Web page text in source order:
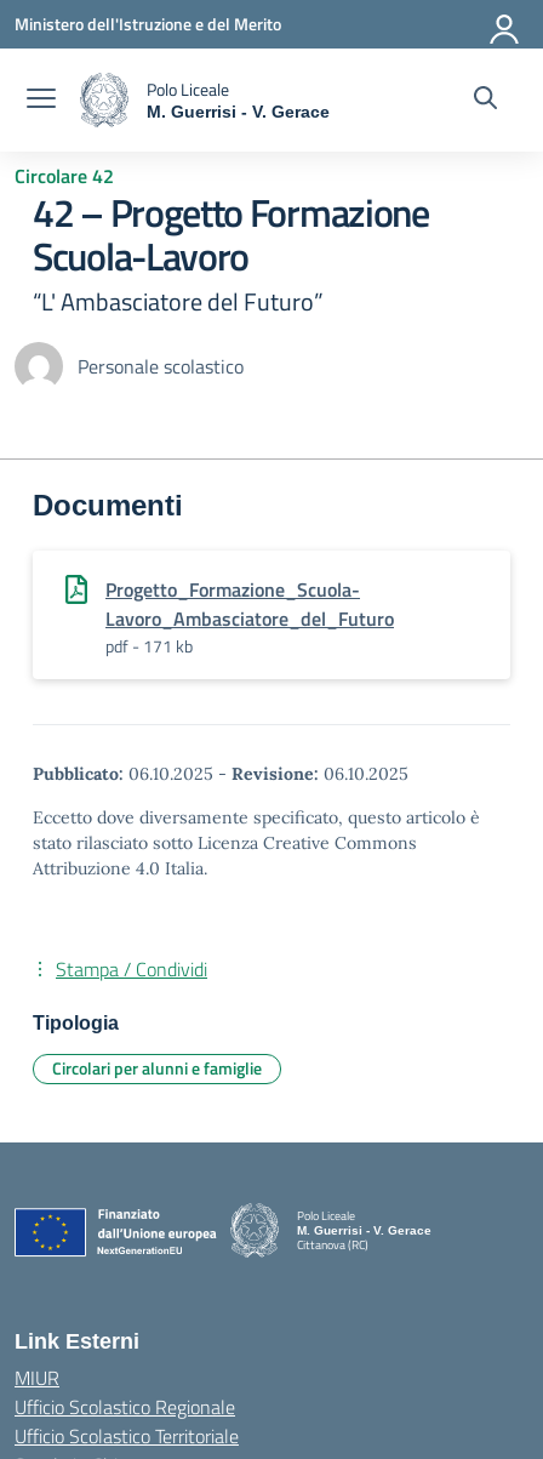
Vai ai contenuti
Vai al menu di navigazione
Vai al footer
Ministero dell'Istruzione e del Merito
Polo Liceale
M. Guerrisi - V. Gerace
Circolare 42
42 – Progetto Formazione
Scuola-Lavoro
“L' Ambasciatore del Futuro”
Personale scolastico
Documenti
Progetto_Formazione_Scuola-
Lavoro_Ambasciatore_del_Futuro
pdf - 171 kb
Pubblicato: 06.10.2025 - Revisione: 06.10.2025
Eccetto dove diversamente specificato, questo articolo è
stato rilasciato sotto Licenza Creative Commons
Attribuzione 4.0 Italia.
Stampa / Condividi
Tipologia
Circolari per alunni e famiglie
Polo Liceale
M. Guerrisi - V. Gerace
Cittanova (RC)
Link Esterni
MIUR
Ufficio Scolastico Regionale
Ufficio Scolastico Territoriale